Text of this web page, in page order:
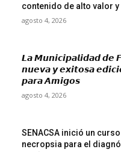
contenido de alto valor
agosto 4, 2026
𝙇𝙖 𝙈𝙪𝙣𝙞𝙘𝙞𝙥𝙖𝙡𝙞𝙙𝙖𝙙 𝙙𝙚
𝙣𝙪𝙚𝙫𝙖 𝙮 𝙚𝙭𝙞𝙩𝙤𝙨𝙖
𝙥𝙖𝙧𝙖 𝘼𝙢𝙞𝙜𝙤𝙨
agosto 4, 2026
SENACSA inició un
necropsia para el